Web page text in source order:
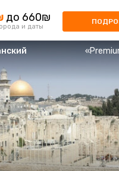
до 660₪
и даты